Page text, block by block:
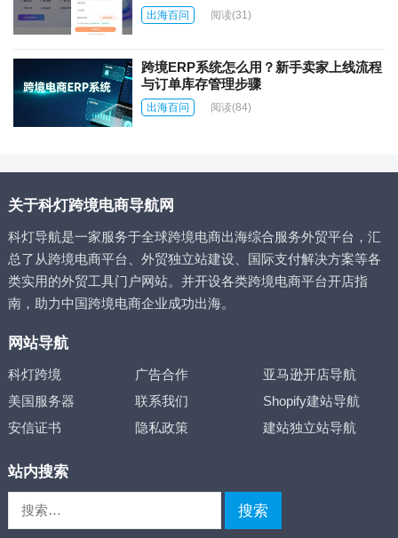
出海百问 阅读(31)
跨境ERP系统怎么用？新手卖家上线流程
与订单库存管理步骤
出海百问 阅读(84)
关于科灯跨境电商导航网
科灯导航是一家服务于全球跨境电商出海综合服务外贸平台，汇
总了从跨境电商平台、外贸独立站建设、国际支付解决方案等各
类实用的外贸工具门户网站。并开设各类跨境电商平台开店指
南，助力中国跨境电商企业成功出海。
网站导航
科灯跨境 广告合作
亚马逊开店导航
美国服务器
联系我们
Shopify建站导航
安信证书
隐私政策 建站独立站导航
站内搜索